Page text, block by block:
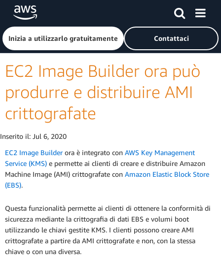
Passa al contenuto principale
Fai clic qui per tornare alla home page di Amazon Web
Inizia a utilizzarlo gratuitamente Contattaci
EC2 Image Builder ora può
produrre e distribuire AMI
crittografate
Inserito il: Jul 6, 2020
EC2 Image Builderora è integrato con AWS Key Management
Service (KMS) e permette ai clienti di creare e distribuire Amazon
Machine Image (AMI) crittografate con Amazon Elastic Block Store
(EBS).
Questa funzionalità permette ai clienti di ottenere la conformità di
sicurezza mediante la crittografia di dati EBS e volumi boot
utilizzando le chiavi gestite KMS. I clienti possono creare AMI
crittografate a partire da AMI crittografate e non, con la stessa
chiave o con una diversa.